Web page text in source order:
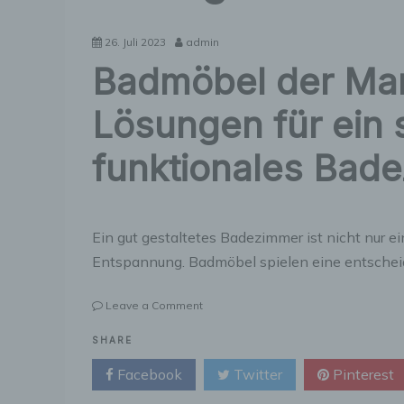
26. Juli 2023 admin
Badmöbel der
Lösungen für ein
funktionales
Ein gut gestaltetes Badezimmer ist nicht nur
Entspannung. Badmöbel spielen eine
Leave a Commenton
Marke
Treos:
Kreative
SHARE
Facebook Twitter Pinterest